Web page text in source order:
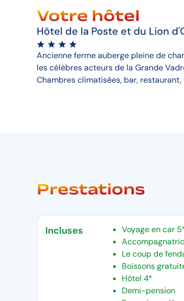
Votre hôtel
Hôtel de la Poste et du Lion
Ancienne ferme auberge pleine de
les célèbres acteurs de la Grande
Chambres climatisées, bar,
Prestations
Incluses
Voyage en car
Le coup de
Boissons
Hôtel 4*
Demi-pension